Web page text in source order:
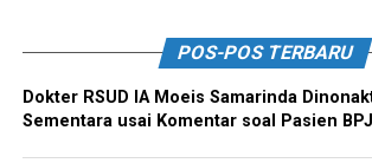
POS-POS TERBARU
Dokter RSUD IA Moeis Samarinda
Sementara usai Komentar soal Pasien